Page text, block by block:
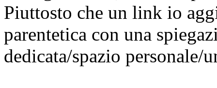
Piuttosto che un link io
parentetica con una
dedicata/spazio personale/